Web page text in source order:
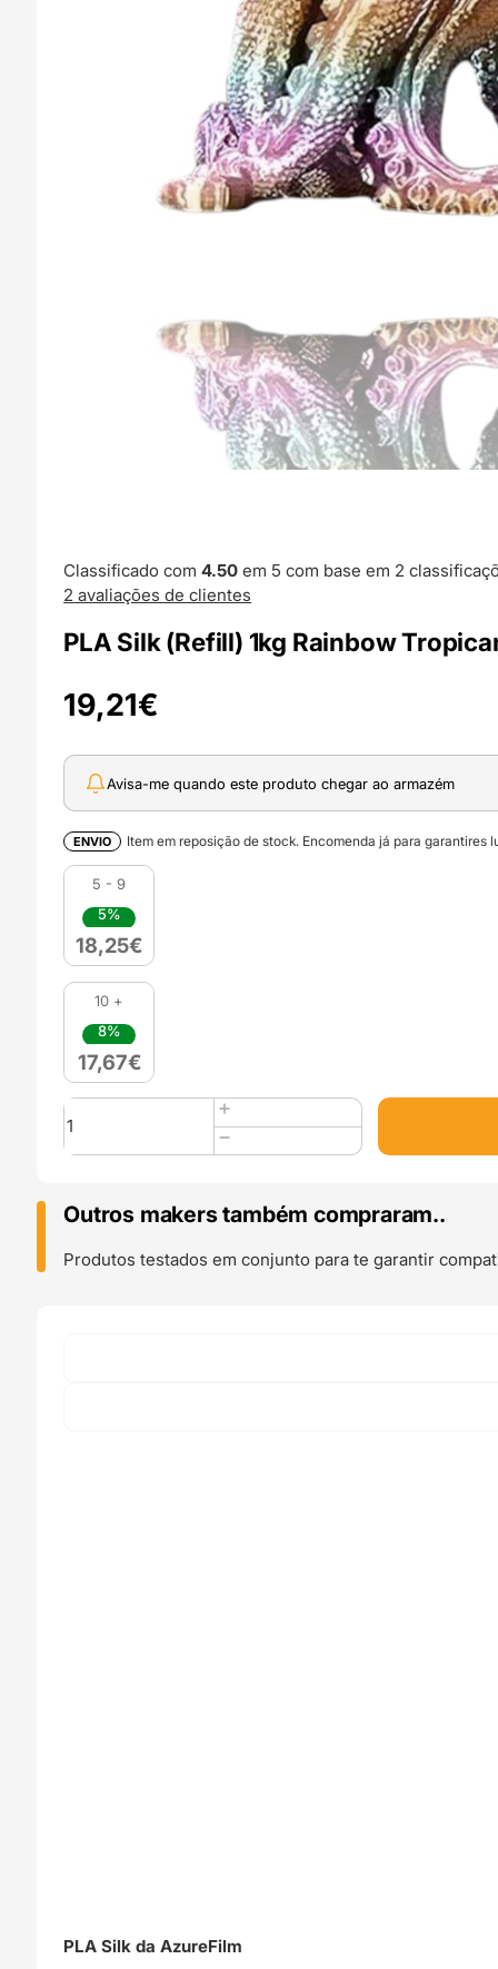
Classificado com4.50 em 5 com base em 2
2 avaliações de clientes
PLA Silk (Refill) 1kg Rainbow
19,21€
Avisa-me quando este produto chegar ao armazém
ENVIO Item em reposição de stock. Encomenda já para garantires
5 - 9
5%
18,25€
10 +
8%
17,67€
Quantidade
de
PLA
(Refill)
Rainbow
Outros makers também compraram..
Produtos testados em conjunto para te garantir
PLA Silk da AzureFilm